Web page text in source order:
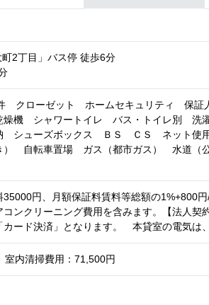
2丁目」バス停 徒歩6分
クローゼット ホームセキュリティ 保証
機 シャワートイレ バス・トイレ別 洗
シューズボックス ＢＳ ＣＳ ネット使
） 自転車置場 ガス（都市ガス） 水道（
円、月額保証料賃料等総額の1%+800
ンクリーニング費用を含みます。【法人
カード決済」となります。 本貸室の電気は
内清掃費用：71,500円